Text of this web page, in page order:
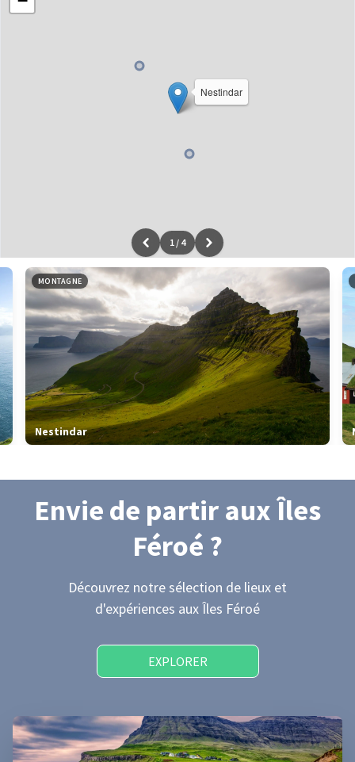
Nestindar
Leaflet|données ©OpenStreetMap/ODbL - renduOSM France
1 / 4
MONTAGNE
Nestindar
Envie de partir aux Îles
Féroé ?
Découvrez notre sélection de lieux et
d'expériences aux Îles Féroé
EXPLORER